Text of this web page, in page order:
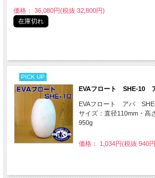
価格： 36,080円(税抜 32,800円)
在庫切れ
PICK UP
EVAフロート SHE-10
EVAフロート アバ
サイズ：直径110mm・高
950g
価格： 1,034円(税抜 940